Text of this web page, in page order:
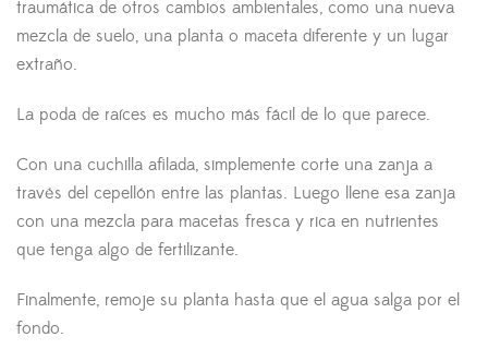
traumática de otros cambios ambientales, como una nueva
mezcla de suelo, una planta o maceta diferente y un lugar
extraño.
La poda de raíces es mucho más fácil de lo que parece.
Con una cuchilla afilada, simplemente corte una zanja a
través del cepellón entre las plantas. Luego llene esa zanja
con una mezcla para macetas fresca y rica en nutrientes
que tenga algo de fertilizante.
Finalmente, remoje su planta hasta que el agua salga por el
fondo.